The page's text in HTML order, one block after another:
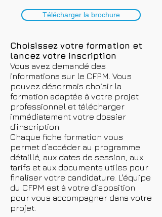
Télécharger la brochure
Choisissez votre formation et
lancez votre inscription
Vous avez demandé des
informations sur le CFPM. Vous
pouvez désormais choisir la
formation adaptée à votre projet
professionnel et télécharger
immédiatement votre dossier
d’inscription.
Chaque fiche formation vous
permet d’accéder au programme
détaillé, aux dates de session, aux
tarifs et aux documents utiles pour
finaliser votre candidature. L'équipe
du CFPM est à votre disposition
pour vous accompagner dans votre
projet.